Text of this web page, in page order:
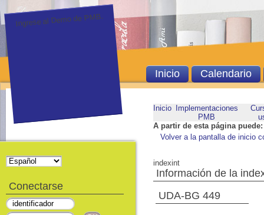
Inicio
Implementaciones
PMB
A partir de esta página puede:
Volver a la pantalla de inicio
indexint
Información de la
UDA-BG 449
Ingrese al Demo de PMB.
Inicio Calendario
Conectarse